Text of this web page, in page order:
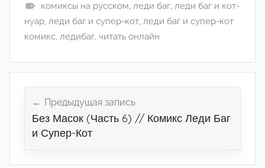
комиксы на русском, леди баг, леди баг и кот-
нуар, леди баг и супер-кот, леди баг и супер-кот
комикс, ледибаг, читать онлайн
записям
Предыдущая запись
Без Масок (Часть 6) // Комикс Леди Баг
и Супер-Кот